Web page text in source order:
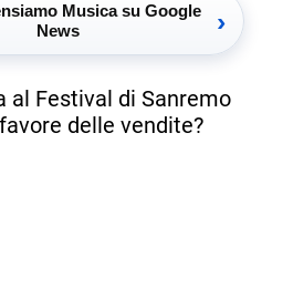
Musica su Google
News
›
al Festival di Sanremo
delle vendite?